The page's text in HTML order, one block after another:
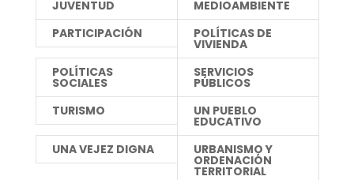
JUVENTUD
MEDIOAMBIENTE
PARTICIPACIÓN
POLÍTICAS DE
VIVIENDA
POLÍTICAS
SOCIALES
SERVICIOS
PÚBLICOS
TURISMO
UN PUEBLO
EDUCATIVO
UNA VEJEZ DIGNA
URBANISMO Y
ORDENACIÓN
TERRITORIAL